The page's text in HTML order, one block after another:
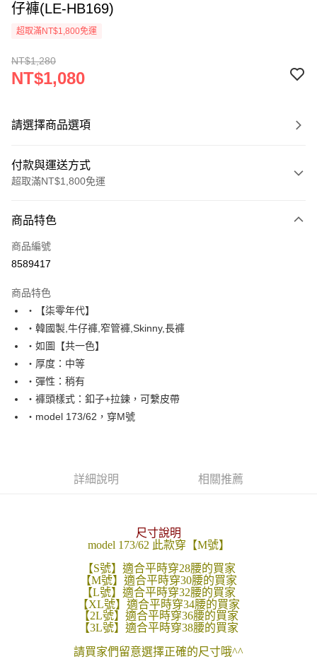
仔褲(LE-HB169)
超取滿NT$1,800免運
NT$1,280
NT$1,080
請選擇商品選項
付款與運送方式
超取滿NT$1,800免運
信用卡一次付款
超商取貨付款
Apple Pay
街口支付
悠遊付
Google Pay
AFTEE先享後付
１．簡單：不需註冊會員、不需綁卡、不需儲值。
【「AFTEE先享後付」結帳流程】
１．於結帳方式選擇「AFTEE先享後付」後，將跳轉至「AFTEE先享後付」
２．訂單成立數日內，您將收到繳費通知簡訊。
３．收到繳費通知簡訊後14天內，點擊此簡訊中的連結，可透過四大超商／
ATM／網路銀行／等多元方式進行付款，方視為交易完成。
※ 請注意：結帳手續完成當下不需立刻繳費，但若您需要取消訂單，請聯絡
購買商品的店家。未經商家同意取消之訂單仍視為有效，需透過AFTEE先享
後付繳納相關費用。
※ 交易是否成功請以「AFTEE先享後付 」之結帳頁面顯示為準，若有關於
每筆NT$80，滿NT$1,800(含以上)免運費
每筆NT$80，滿NT$1,800(含以上)免運費
每筆NT$80，滿NT$1,800(含以上)免運費
先付款後7-11取貨
商品特色
商品編號
8589417
商品特色
‧【柒零年代】
‧韓國製,牛仔褲,窄管褲,Skinny,長褲
‧如圖【共一色】
‧厚度：中等
‧彈性：稍有
‧褲頭樣式：釦子+拉鍊，可繫皮帶
‧model 173/62，穿M號
詳細說明 相關推薦
尺寸說明
model 173/62 此款穿【M號】
【S號】適合平時穿28腰的買家
【M號】適合平時穿30腰的買家
【L號】適合平時穿32腰的買家
【XL號】適合平時穿34腰的買家
【2L號】適合平時穿36腰的買家
【3L號】適合平時穿38腰的買家
請買家們留意選擇正確的尺寸哦^^